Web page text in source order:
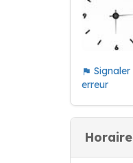
Signaler
erreur